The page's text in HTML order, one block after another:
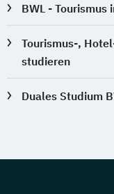
BWL - Tourismus
Tourismus-,
studieren
Duales Studium